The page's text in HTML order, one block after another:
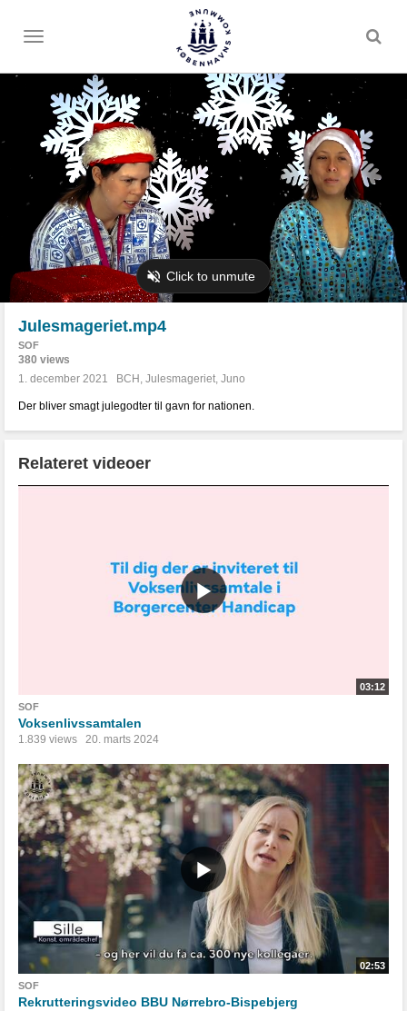
Toggle
Julesmageriet.mp4
SOF
380 views
1. december 2021
BCH , Julesmageriet, Juno
Der bliver smagt julegodter til gavn for nationen.
Relateret videoer
03:12
SOF
Voksenlivssamtalen
1.839 views 20. marts 2024
02:53
SOF
Rekrutteringsvideo BBU Nørrebro-Bispebjerg